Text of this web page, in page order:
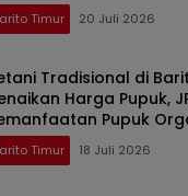
Timur 20 Juli 2026
Tradisional di
Harga Pupuk,
Pupuk
Timur 18 Juli 2026